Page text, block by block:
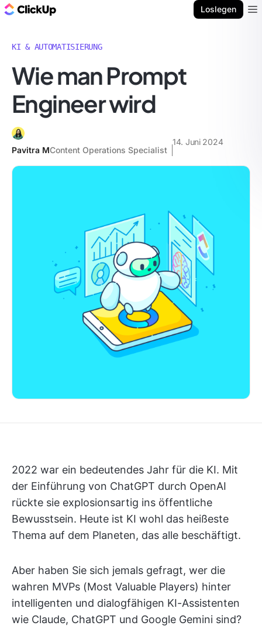
Loslegen
KI & AUTOMATISIERUNG
Wie man Prompt
Engineer wird
Pavitra MContent Operations Specialist
14. Juni 2024
2022 war ein bedeutendes Jahr für die KI. Mit
der Einführung von ChatGPT durch OpenAI
rückte sie explosionsartig ins öffentliche
Bewusstsein. Heute ist KI wohl das heißeste
Thema auf dem Planeten, das alle beschäftigt.
Aber haben Sie sich jemals gefragt, wer die
wahren MVPs (Most Valuable Players) hinter
intelligenten und dialogfähigen KI-Assistenten
wie Claude, ChatGPT und Google Gemini sind?